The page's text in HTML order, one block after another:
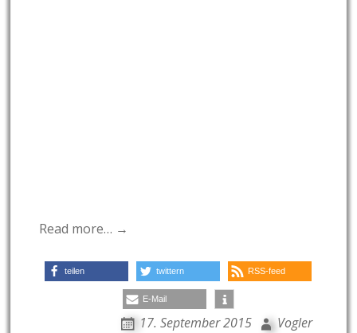
Read more… →
teilen twittern RSS-feed
E-Mail
17. September 2015 Vogler